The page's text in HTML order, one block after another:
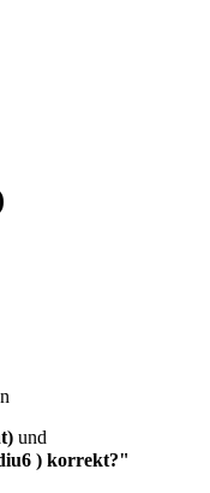
und
) korrekt?"